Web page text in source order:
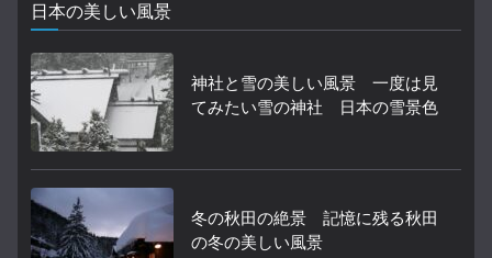
日本の美しい風景
神社と雪の美しい風景 一度は見
てみたい雪の神社 日本の雪景色
冬の秋田の絶景 記憶に残る秋田
の冬の美しい風景